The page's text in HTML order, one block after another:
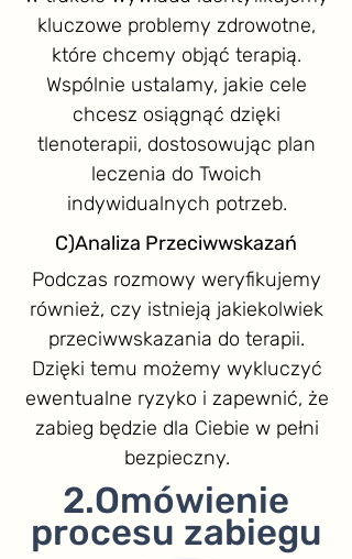
kluczowe problemy zdrowotne,
które chcemy objąć terapią.
Wspólnie ustalamy, jakie cele
chcesz osiągnąć dzięki
tlenoterapii, dostosowując plan
leczenia do Twoich
indywidualnych potrzeb.
C)Analiza Przeciwwskazań
Podczas rozmowy weryfikujemy
również, czy istnieją jakiekolwiek
przeciwwskazania do terapii.
Dzięki temu możemy wykluczyć
ewentualne ryzyko i zapewnić, że
zabieg będzie dla Ciebie w pełni
bezpieczny.
2.Omówienie
procesu zabiegu